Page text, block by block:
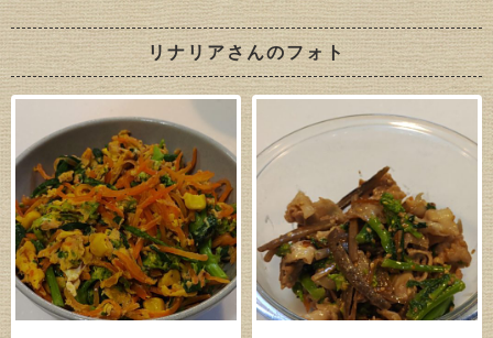
リナリアさんのフォト